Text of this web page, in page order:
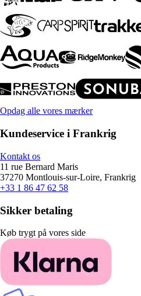
Opdag alle vores mærker
Kundeservice i Frankrig
Kontakt os
11 rue Bernard Maris
37270 Montlouis-sur-Loire, Frankrig
+33 1 86 47 62 58
Sikker betaling
Køb trygt på vores side